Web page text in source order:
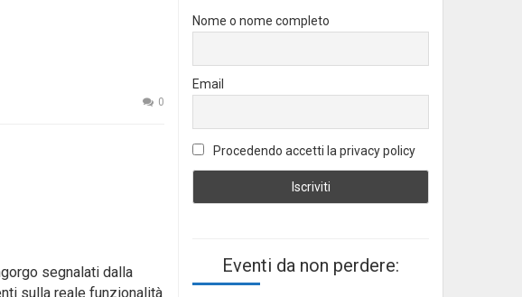
0
segnalati dalla
sulla reale funzionalità
Nome o nome completo
Email
Procedendo accetti la privacy policy
Eventi da non perdere: